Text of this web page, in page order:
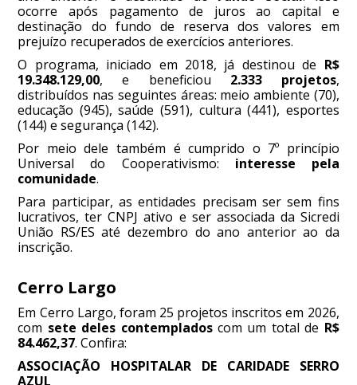
ocorre após pagamento de juros ao capital e
destinação do fundo de reserva dos valores em
prejuízo recuperados de exercícios anteriores.
O programa, iniciado em 2018, já destinou de R$
19.348.129,00, e beneficiou 2.333 projetos,
distribuídos nas seguintes áreas: meio ambiente (70),
educação (945), saúde (591), cultura (441), esportes
(144) e segurança (142).
Por meio dele também é cumprido o 7º princípio
Universal do Cooperativismo: interesse pela
comunidade.
Para participar, as entidades precisam ser sem fins
lucrativos, ter CNPJ ativo e ser associada da Sicredi
União RS/ES até dezembro do ano anterior ao da
inscrição.
Cerro Largo
Em Cerro Largo, foram 25 projetos inscritos em 2026,
com sete deles contempladoscom um total de R$
84.462,37. Confira:
ASSOCIAÇÃO HOSPITALAR DE CARIDADE SERRO
AZUL